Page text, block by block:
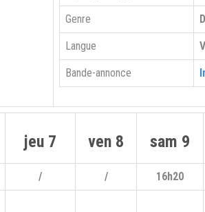
Genre
Langue
Bande-annonce
jeu 7 ven 8 sam 9
/ / 16h20